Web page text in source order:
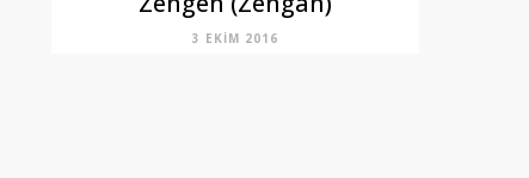
3 EKIM 2016